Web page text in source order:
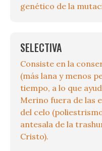
genético de la
SELECTIVA
Consiste en la
(más lana y menos
tiempo, a lo que
Merino fuera de las
del celo
antesala de la
Cristo).